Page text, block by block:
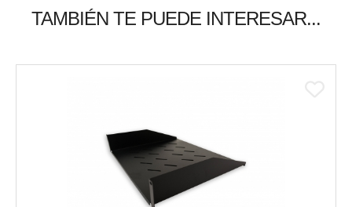
TAMBIÉN TE PUEDE INTERESAR...